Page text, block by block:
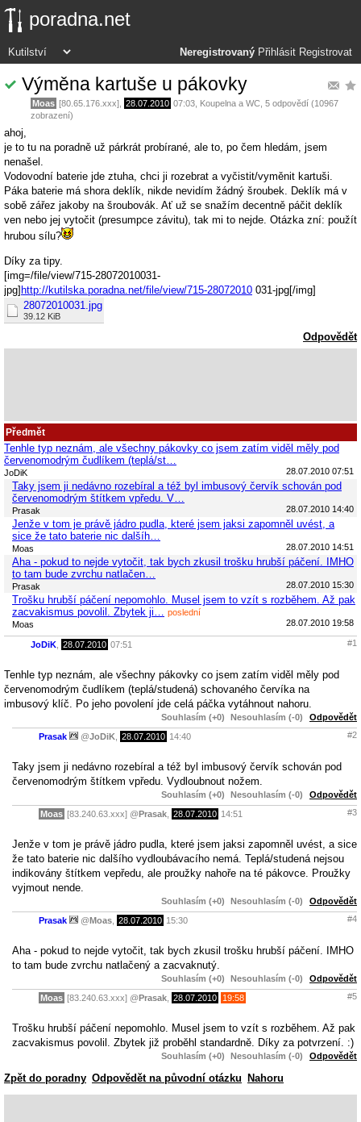
poradna.net
Neregistrovaný Přihlásit Registrovat
Výměna kartuše u pákovky
Moas [80.65.176.xxx], 28.07.2010 07:03 Koupelna a WC , 5 odpovědí (10967
zobrazení)
ahoj,
je to tu na poradně už párkrát probírané, ale to, po čem hledám, jsem
nenašel.
Vodovodní baterie jde ztuha, chci ji rozebrat a vyčistit/vyměnit kartuši.
Páka baterie má shora deklík, nikde nevidím žádný šroubek. Deklík má v
sobě zářez jakoby na šroubovák. Ať už se snažím decentně páčit deklík
ven nebo jej vytočit (presumpce závitu), tak mi to nejde. Otázka zní: použít
hrubou sílu?
Díky za tipy.
[img=/file/view/715-28072010031-
jpg] http://kutilska.poradna.net/file/view/715-28072010 031-jpg[/img]
28072010031.jpg
39.12 KiB
Odpovědět
Předmět
Tenhle typ neznám, ale všechny pákovky co jsem zatím viděl měly pod
červenomodrým čudlíkem (teplá/st…
JoDiK 28.07.2010 07:51
Taky jsem ji nedávno rozebíral a též byl imbusový červík schován pod
červenomodrým štítkem vpředu. V…
Prasak 28.07.2010 14:40
Jenže v tom je právě jádro pudla, které jsem jaksi zapomněl uvést, a
sice že tato baterie nic dalšíh…
Moas 28.07.2010 14:51
Aha - pokud to nejde vytočit, tak bych zkusil trošku hrubší páčení. IMHO
to tam bude zvrchu natlačen…
Prasak 28.07.2010 15:30
Trošku hrubší páčení nepomohlo. Musel jsem to vzít s rozběhem. Až pak
zacvakismus povolil. Zbytek ji…
poslední
Moas
28.07.2010 19:58
JoDiK 28.07.2010 07:51 #1
Tenhle typ neznám, ale všechny pákovky co jsem zatím viděl měly pod
červenomodrým čudlíkem (teplá/studená) schovaného červíka na
imbusový klíč. Po jeho povolení jde celá páčka vytáhnout nahoru.
Souhlasím (+0) Nesouhlasím (-0) Odpovědět
Prasak @JoDiK 28.07.2010 14:40 #2
Taky jsem ji nedávno rozebíral a též byl imbusový červík schován pod
červenomodrým štítkem vpředu. Vydloubnout nožem.
Souhlasím (+0) Nesouhlasím (-0) Odpovědět
Moas [83.240.63.xxx] @ Prasak 28.07.2010 14:51 #3
Jenže v tom je právě jádro pudla, které jsem jaksi zapomněl uvést, a sice
že tato baterie nic dalšího vydloubávacího nemá. Teplá/studená nejsou
indikovány štítkem vepředu, ale proužky nahoře na té pákovce. Proužky
vyjmout nende.
Souhlasím (+0) Nesouhlasím (-0) Odpovědět
Prasak @ Moas 28.07.2010 15:30 #4
Aha - pokud to nejde vytočit, tak bych zkusil trošku hrubší páčení. IMHO
to tam bude zvrchu natlačený a zacvaknutý.
Souhlasím (+0) Nesouhlasím (-0) Odpovědět
Moas [83.240.63.xxx] @ Prasak 28.07.2010 19:58 #5
Trošku hrubší páčení nepomohlo. Musel jsem to vzít s rozběhem. Až pak
zacvakismus povolil. Zbytek již proběhl standardně. Díky za potvrzení. :)
Souhlasím (+0) Nesouhlasím (-0) Odpovědět
Zpět do poradny Odpovědět na původní otázku Nahoru